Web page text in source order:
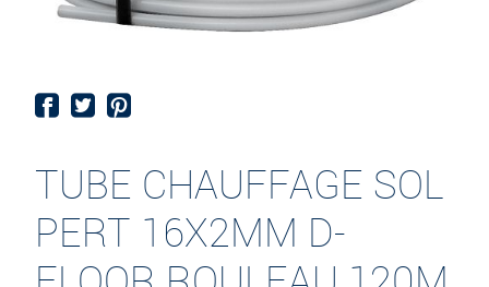
TUBE CHAUFFAGE SOL
PERT 16X2MM D-